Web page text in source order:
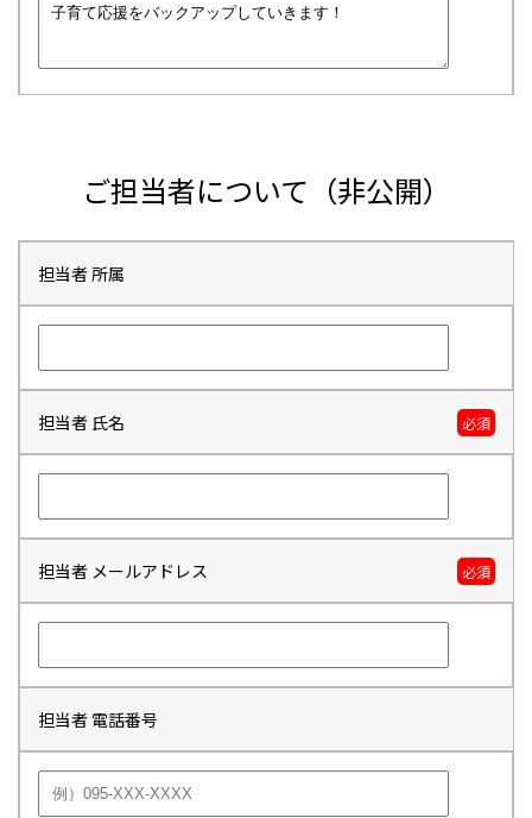
ご担当者について（非公開）
担当者 所属
担当者 氏名 必須
担当者 メールアドレス 必須
担当者 電話番号